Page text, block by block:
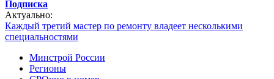
Подписка
Актуально:
Каждый третий мастер по ремонту владеет несколькими
специальностями
Минстрой России
Регионы